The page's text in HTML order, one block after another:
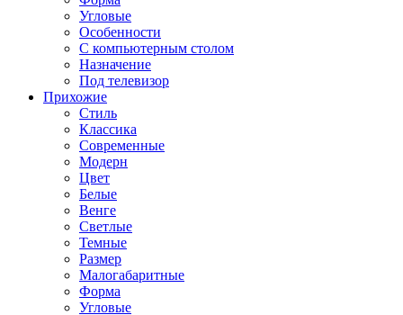
Угловые
Особенности
С компьютерным столом
Назначение
Под телевизор
Прихожие
Стиль
Классика
Современные
Модерн
Цвет
Белые
Венге
Светлые
Темные
Размер
Малогабаритные
Форма
Угловые